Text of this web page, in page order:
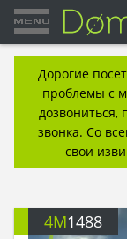
Дорогие
проблемы с
дозвониться,
звонка. Со
свои
4M1488